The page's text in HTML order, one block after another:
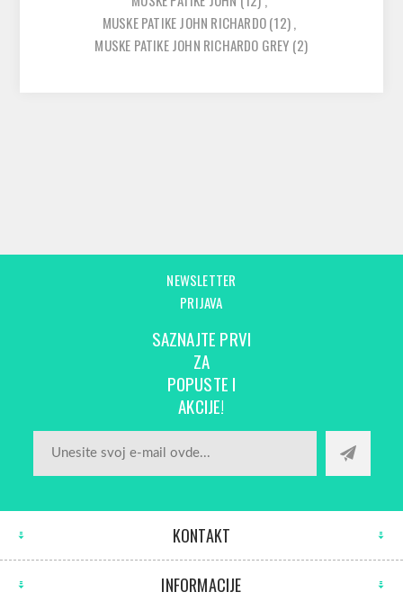
MUSKE PATIKE JOHN RICHARDO(12),
MUSKE PATIKE JOHN RICHARDO GREY (2)
NEWSLETTER
PRIJAVA
SAZNAJTE PRVI
ZA
POPUSTE I
AKCIJE!
KONTAKT
INFORMACIJE